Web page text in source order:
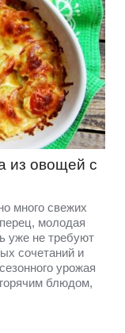
из овощей с
много свежих
молодая
уже не требуют
сочетаний и
урожая
блюдом,